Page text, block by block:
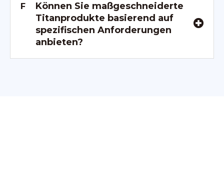
F
Können Sie maßgeschneiderte
Titanprodukte basierend auf
spezifischen Anforderungen
anbieten?